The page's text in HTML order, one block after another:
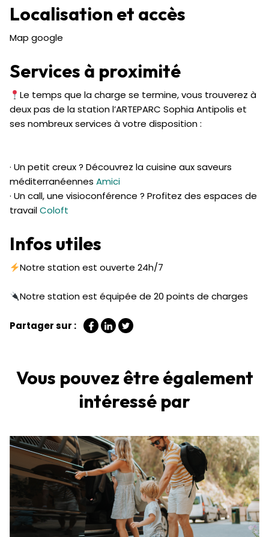
Localisation et accès
Map google
Services à proximité
Le temps que la charge se termine, vous trouverez à
deux pas de la station l’ARTEPARC Sophia Antipolis et
ses nombreux services à votre disposition :
· Un petit creux ? Découvrez la cuisine aux saveurs
méditerranéennes Amici
· Un call, une visioconférence ? Profitez des espaces de
travailColoft
Infos utiles
Notre station est ouverte 24h/7
Notre station est équipée de 20 points de charges
Partager sur :
Vous pouvez être également
intéressé par